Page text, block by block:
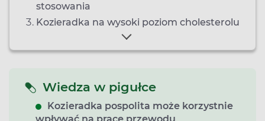
stosowania
Kozieradka na wysoki poziom cholesterolu
Wiedza w pigułce
Kozieradka pospolita może korzystnie